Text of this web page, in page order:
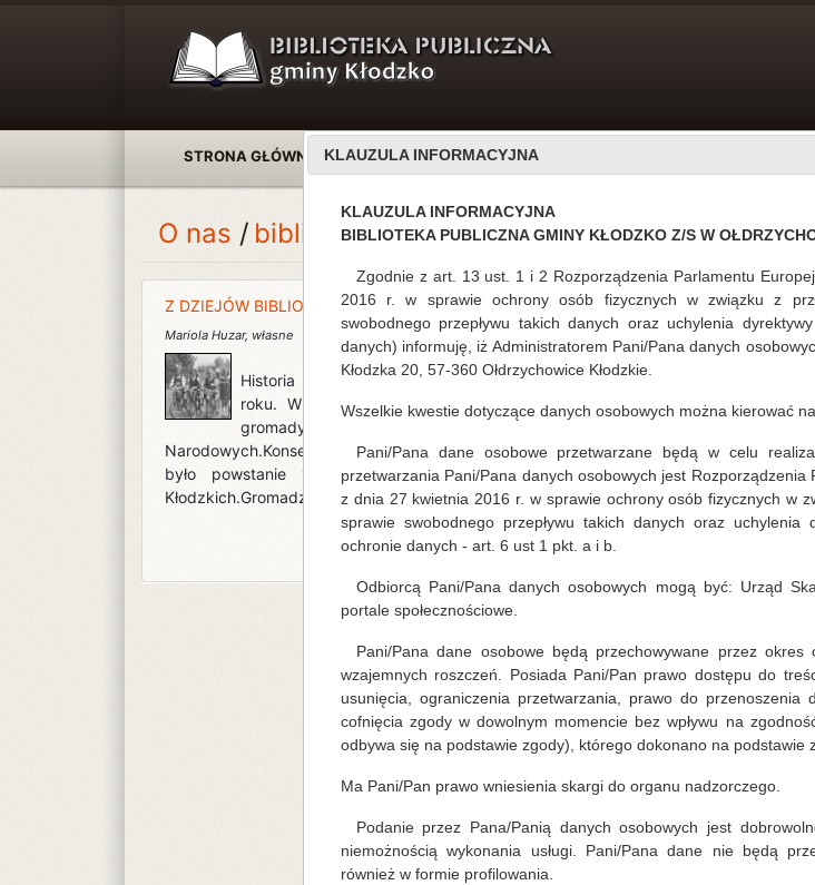
STRONA GŁÓWNA AKTUALNOŚCI
O nas biblioteka gmina
Z DZIEJÓW BIBLIOTEKI
Mariola Huzar, własne
Historia Biblioteki Publicznej Gminy Kłodzko z/s w Ołdrzychowicach
roku. W wyniku reformy administracyjnej w 1954 roku gminy
gromady, a biblioteki organizowano w siedzibach nowo utworzonych
Narodowych.Konsekwencją utworzenia Gromadzkiej Rady Narodowej w
było powstanie 1 czerwca 1955 r. Gromadzkiej Biblioteki Publicznej w
Kłodzkich.Gromadzka Rada Narodowa pełniła nadzór administracyjny nad placówką,
KLAUZULA INFORMACYJNA
KLAUZULA INFORMACYJNA
BIBLIOTEKA PUBLICZNA GMINY KŁODZKO Z/S W
Zgodnie z art. 13 ust. 1 i 2 Rozporządzenia Parlamentu
2016 r. w sprawie ochrony osób fizycznych w związku z
swobodnego przepływu takich danych oraz uchylenia
danych) informuję, iż Administratorem Pani/Pana danych
Kłodzka 20, 57-360 Ołdrzychowice Kłodzkie.
Wszelkie kwestie dotyczące danych osobowych można kierować
Pani/Pana dane osobowe przetwarzane będą w celu
przetwarzania Pani/Pana danych osobowych jest
z dnia 27 kwietnia 2016 r. w sprawie ochrony osób fizycznych w
sprawie swobodnego przepływu takich danych oraz
ochronie danych - art. 6 ust 1 pkt. a i b.
Odbiorcą Pani/Pana danych osobowych mogą być: Urząd
portale społecznościowe.
Pani/Pana dane osobowe będą przechowywane przez
wzajemnych roszczeń. Posiada Pani/Pan prawo dostępu do
usunięcia, ograniczenia przetwarzania, prawo do
cofnięcia zgody w dowolnym momencie bez wpływu na
odbywa się na podstawie zgody), którego dokonano na podstawie
Ma Pani/Pan prawo wniesienia skargi do organu nadzorczego.
Podanie przez Pana/Panią danych osobowych jest
niemożnością wykonania usługi. Pani/Pana dane nie będą
również w formie profilowania.